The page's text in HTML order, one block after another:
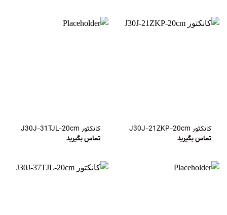
کانکتور J30J-21ZKP-20cm
تماس بگیرید
کانکتور J30J-31TJL-20cm
تماس بگیرید